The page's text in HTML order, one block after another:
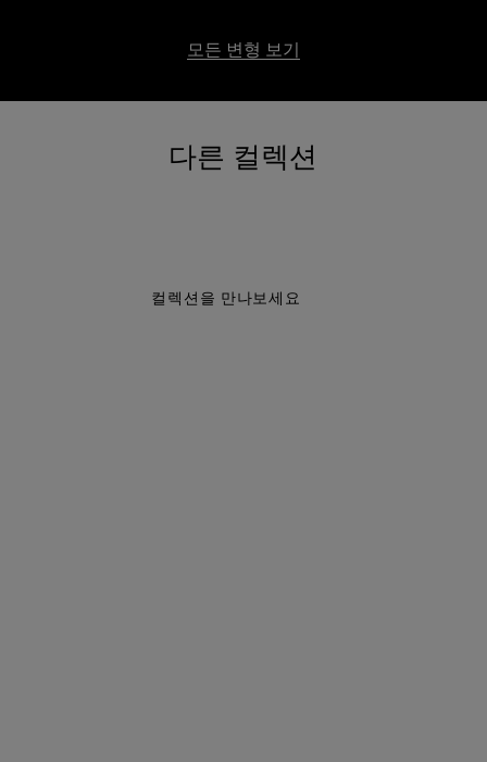
모든 변형 보기
다른 컬렉션
컬렉션을 만나보세요